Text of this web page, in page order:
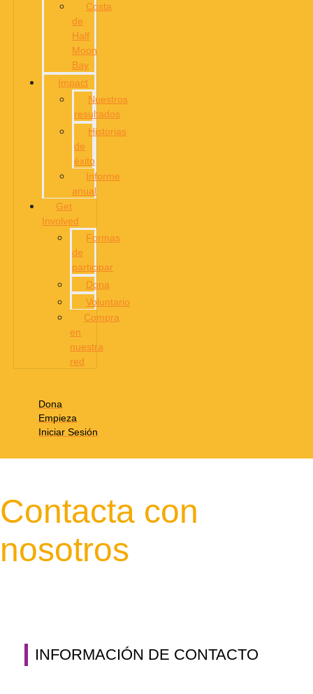
Costa
de
Half
Moon
Bay
Impact
Nuestros
resultados
Historias
de
éxito
Informe
anual
Get
Involved
Formas
de
participar
Dona
Voluntario
Compra
en
nuestra
red
Dona
Empieza
Iniciar Sesión
Contacta con
nosotros
INFORMACIÓN DE CONTACTO